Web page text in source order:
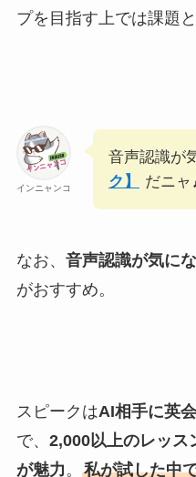
プを目指す上では課題と
インニャンコ
音声認識が
ク】
だニャ
なお、 音声認識が気に
がおすすめ。
スピークはAI相手に英
で、 2,000以上のレッス
が魅力 。 私が試した中